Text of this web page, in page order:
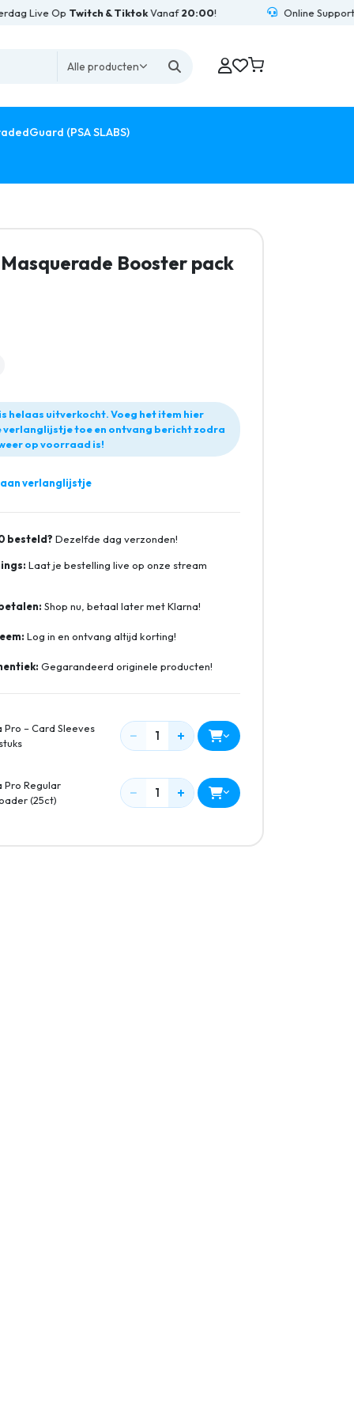
OpTwitch & TiktokVanaf20:00! Online Support24/7
Alle producten
(PSA SLABS)
Booster pack
helaas uitverkocht. Voeg het item hier
verlanglijstje toe en ontvang bericht zodra
op voorraad is!
verlanglijstje
besteld? Dezelfde dag verzonden!
Laat je bestelling live op onze stream
Shop nu, betaal later met Klarna!
Log in en ontvang altijd korting!
Gegarandeerd originele producten!
Pro – Card Sleeves
− 1 +
Pro Regular
(25ct)
− 1 +